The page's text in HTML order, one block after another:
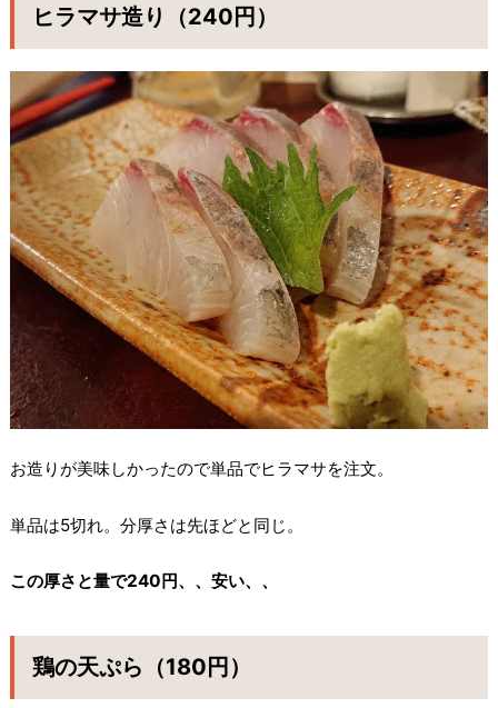
ヒラマサ造り（240円）
お造りが美味しかったので単品でヒラマサを注文。
単品は5切れ。分厚さは先ほどと同じ。
この厚さと量で240円、、安い、、
鶏の天ぷら（180円）